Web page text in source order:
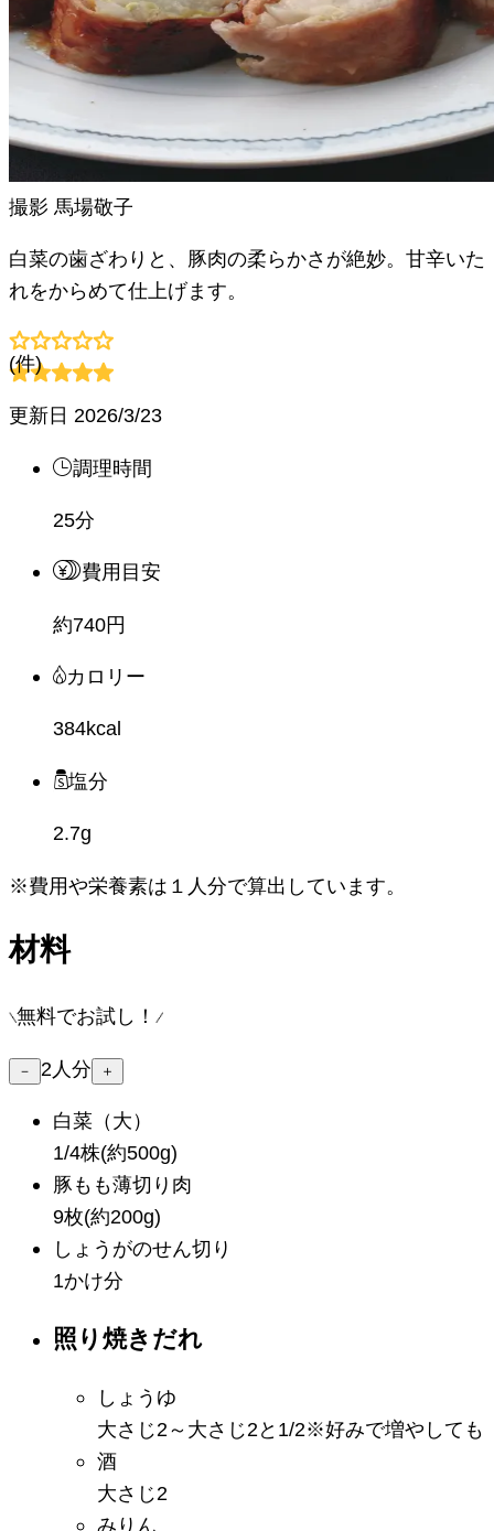
撮影 馬場敬子
白菜の歯ざわりと、豚肉の柔らかさが絶妙。甘辛いた
れをからめて仕上げます。
(件)
更新日 2026/3/23
調理時間
25分
費用目安
約740円
カロリー
384kcal
塩分
2.7g
※費用や栄養素は １人分で算出しています。
材料
無料でお試し！
－ 2 人分 ＋
白菜 （大）
1/4株(約500g)
豚もも薄切り肉
9枚(約200g)
しょうがのせん切り
1かけ分
照り焼きだれ
しょうゆ
大さじ2～大さじ2と1/2※好みで増やしても
酒
大さじ2
みりん